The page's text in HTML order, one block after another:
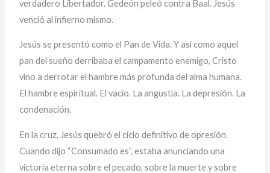
verdadero Libertador. Gedeón peleó contra Baal. Jesús
venció al infierno mismo.
Jesús se presentó como el Pan de Vida. Y así como aquel
pan del sueño derribaba el campamento enemigo, Cristo
vino a derrotar el hambre más profunda del alma humana.
El hambre espiritual. El vacío. La angustia. La depresión. La
condenación.
En la cruz, Jesús quebró el ciclo definitivo de opresión.
Cuando dijo “Consumado es”, estaba anunciando una
victoria eterna sobre el pecado, sobre la muerte y sobre